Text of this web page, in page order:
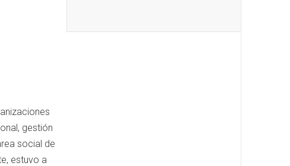
gestión
social de
estuvo a